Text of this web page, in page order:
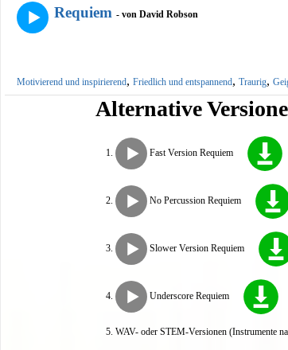
Requiem - von David Robson
Motivierend und inspirierend, Friedlich und entspannend, Traurig,
Alternative
Fast Version Requiem
No Percussion Requiem
Slower Version Requiem
Underscore Requiem
WAV- oder STEM-Versionen (Instrumente